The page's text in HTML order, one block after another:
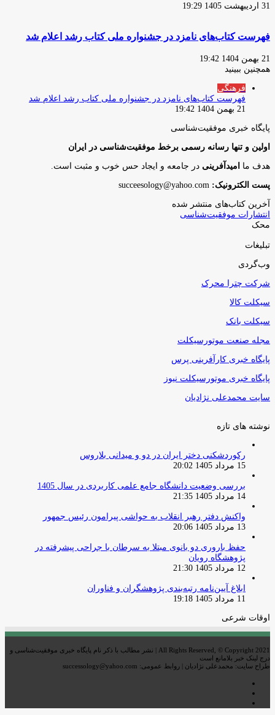
31 اردیبهشت 1405 19:29
فهرست کتاب‌های نامزد در جشنواره ملی کتاب رشد اعلام شد
21 بهمن 1404 19:42
همچنین ببینید
فرهنگی
فهرست کتاب‌های نامزد در جشنواره ملی کتاب رشد اعلام شد
21 بهمن 1404 19:42
پایگاه‌ خبری موفقیت‌شناسی
اولین و تنها رسانه رسمی برخط موفقیت‌شناسی در ایران
هدف ما امیدآفرینی در جامعه و ایجاد حس خوب و مثبت است.
پست الکترونیک:
آخرین کتاب‌های منتشر شده
انتشارات موفقیت‌شناسی
محک
تبلیغات
وب‌گردی
شرکت چترا محرک
سیکلت کالا
سیکلت بانک
مجله صنعت موتورسیکلت
پایگاه خبری کارآفرینی پرس
پایگاه خبری موتورسیکلت نیوز
سایت محمدعلی نژادیان
نوشته های تازه
رکوردشکنی دختر ایران در دو و میدانی بلاروس
15 مرداد 1405 20:02
بررسی وضعیت دانشگاه جامع علمی کاربردی در سال 1405
14 مرداد 1405 21:35
واکنش دفتر رهبر انقلاب به حواشی پیرامون رئیس جمهور
13 مرداد 1405 20:06
حفظ باروری دو بانوی مبتلا به سرطان با جراحی پیشرفته در
پژوهشگاه رویان
12 مرداد 1405 21:30
ابلاغ آیین‌نامه رتبه‌بندی پژوهشگران و فناوران
11 مرداد 1405 19:18
اوقات شرعی
All Rights Reserved, © Copyright 2021 | نشر مطالب با ذکر نام پایگاه خبری موفقیت‌شناسی و
درج لینک خبر بلامانع است
طراح سایت: محمدعلی نژادیان | روابط عمومی: successology@yahoo.com